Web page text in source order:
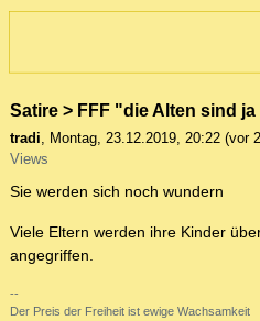
Satire > FFF "die Alten sind
tradi Montag, 23.12.2019, 20:22 (vor
Views
Sie werden sich noch wundern
Viele Eltern werden ihre Kinder
angegriffen.
--
Der Preis der Freiheit ist ewige Wachsamkeit